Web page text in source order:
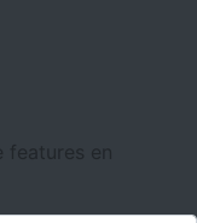
en